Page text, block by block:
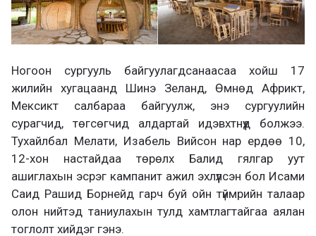
Ногоон сургууль байгуулагдсанаасаа хойш 17
жилийн хугацаанд Шинэ Зеланд, Өмнөд Африкт,
Мексикт салбараа байгуулж, энэ сургуулийн
сурагчид, төгсөгчид алдартай идэвхтнүүд болжээ.
Тухайлбал Мелати, Изабель Вийсон нар ердөө 10,
12-хон настайдаа төрөлх Балид гялгар уут
ашиглахын эсрэг кампанит ажил эхлүүлсэн бол Исами
Саид Рашид Борнейд гарч буй ойн түймрийн талаар
олон нийтэд таниулахын тулд хамтлагтайгаа аялан
тоглолт хийдэг гэнэ.